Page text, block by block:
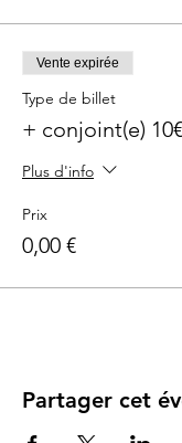
Vente expirée
Type de billet
+ conjoint(e) 10€
Plus d'info
Prix
0,00 €
Partager cet